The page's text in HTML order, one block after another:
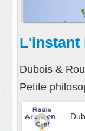
L'instant
Dubois &
Petite